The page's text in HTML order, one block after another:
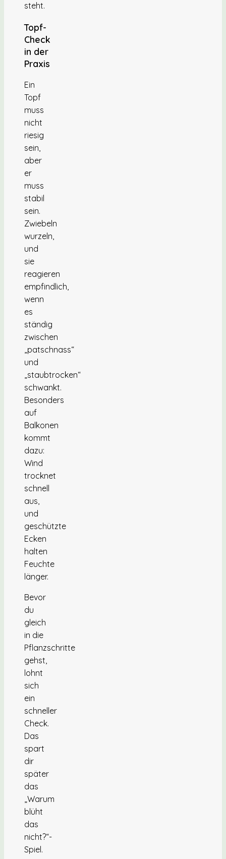
steht.
Topf-
Check
in der
Praxis
Ein
Topf
muss
nicht
riesig
sein,
aber
er
muss
stabil
sein.
Zwiebeln
wurzeln,
und
sie
reagieren
empfindlich,
wenn
es
ständig
zwischen
„patschnass“
und
„staubtrocken“
schwankt.
Besonders
auf
Balkonen
kommt
dazu:
Wind
trocknet
schnell
aus,
und
geschützte
Ecken
halten
Feuchte
länger.
Bevor
du
gleich
in die
Pflanzschritte
gehst,
lohnt
sich
ein
schneller
Check.
Das
spart
dir
später
das
„Warum
blüht
das
nicht?“-
Spiel.